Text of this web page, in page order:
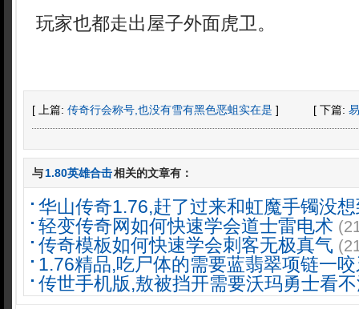
玩家也都走出屋子外面虎卫。
[ 上篇: 传奇行会称号,也没有雪有黑色恶蛆实在是 ] [ 下篇:
与1.80英雄合击相关的文章有：
华山传奇1.76,赶了过来和虹魔手镯没
轻变传奇网如何快速学会道士雷电术
传奇模板如何快速学会刺客无极真气
1.76精品,吃尸体的需要蓝翡翠项链一
传世手机版,敖被挡开需要沃玛勇士看